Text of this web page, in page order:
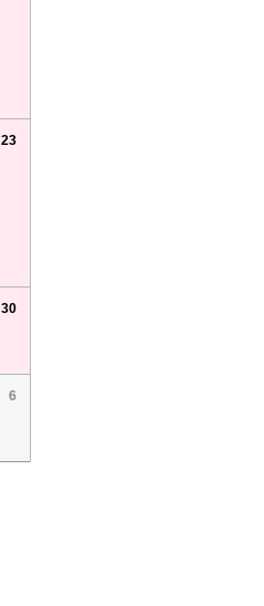
23
30
6